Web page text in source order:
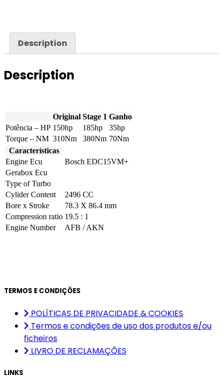
150hp
quantity
Description
Description
Original Stage 1 Ganho
Potência – HP 150hp 185hp
35hp
Torque – NM 310Nm 380Nm 70Nm
Características
Engine Ecu
Bosch EDC15VM+
Gerabox Ecu
Type of Turbo
Cylider Content
2496 CC
Bore x Stroke
78.3 X 86.4 mm
Compression ratio 19.5 : 1
Engine Number
AFB / AKN
TERMOS E CONDIÇÕES
POLÍTICAS DE PRIVACIDADE & COOKIES
Termos e condições de uso dos produtos e/ou
ficheiros
LIVRO DE RECLAMAÇÕES
LINKS